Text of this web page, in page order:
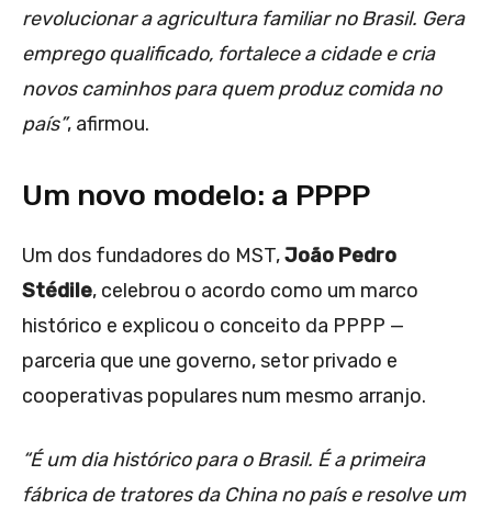
revolucionar a agricultura familiar no Brasil. Gera
emprego qualificado, fortalece a cidade e cria
novos caminhos para quem produz comida no
país”, afirmou.
Um novo modelo: a PPPP
Um dos fundadores do MST,João Pedro
Stédile, celebrou o acordo como um marco
histórico e explicou o conceito da PPPP —
parceria que une governo, setor privado e
cooperativas populares num mesmo arranjo.
“É um dia histórico para o Brasil. É a primeira
fábrica de tratores da China no país e resolve um